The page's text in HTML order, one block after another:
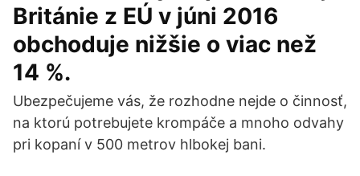
Británie z EÚ v júni 2016
obchoduje nižšie o viac než
14 %.
Ubezpečujeme vás, že rozhodne nejde o činnosť,
na ktorú potrebujete krompáče a mnoho odvahy
pri kopaní v 500 metrov hlbokej bani.